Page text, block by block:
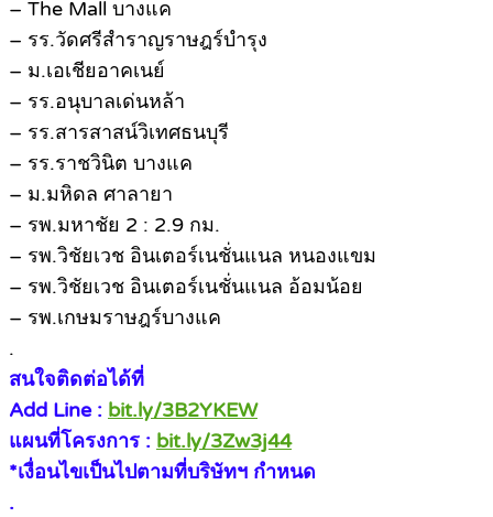
– The Mall บางแค
– รร.วัดศรีสำราญราษฎร์บำรุง
– ม.เอเชียอาคเนย์
– รร.อนุบาลเด่นหล้า
– รร.สารสาสน์วิเทศธนบุรี
– รร.ราชวินิต บางแค
– ม.มหิดล ศาลายา
– รพ.มหาชัย 2 : 2.9 กม.
– รพ.วิชัยเวช อินเตอร์เนชั่นแนล หนองแขม
– รพ.วิชัยเวช อินเตอร์เนชั่นแนล อ้อมน้อย
– รพ.เกษมราษฎร์บางแค
.
สนใจติดต่อได้ที่
Add Line : bit.ly/3B2YKEW
แผนที่โครงการ : bit.ly/3Zw3j44
*เงื่อนไขเป็นไปตามที่บริษัทฯ กำหนด
.